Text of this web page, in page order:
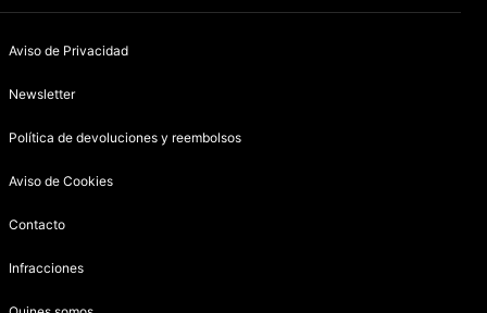
Aviso de Privacidad
Newsletter
Política de devoluciones y reembolsos
Aviso de Cookies
Contacto
Infracciones